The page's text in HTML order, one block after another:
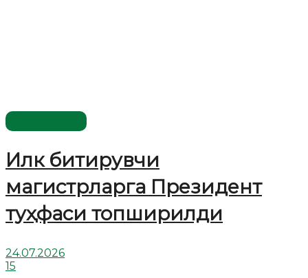
Илк битирувчи
магистрларга Президент
туҳфаси топширилди
24.07.2026
15